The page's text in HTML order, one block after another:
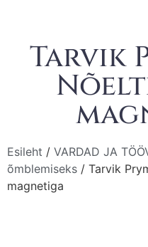
Tarvik
Esileht / VARDAD JA
õmblemiseks / Tarvik
magnetiga